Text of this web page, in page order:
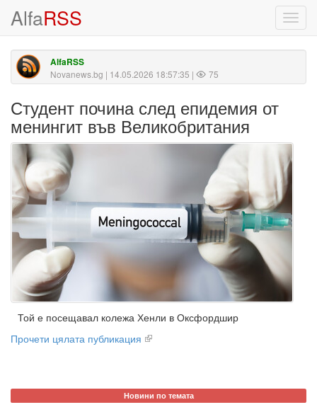
AlfaRSS
AlfaRSS
Novanews.bg | 14.05.2026 18:57:35 | 75
Студент почина след епидемия от
менингит във Великобритания
Той е посещавал колежа Хенли в Оксфордшир
Прочети цялата публикация
Новини по темата